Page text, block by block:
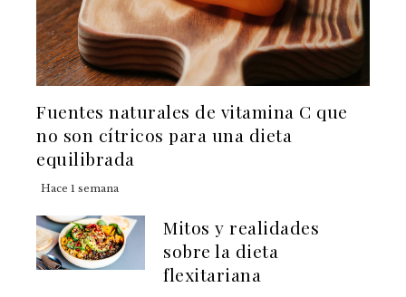
Fuentes naturales de vitamina C que
no son cítricos para una dieta
equilibrada
Hace 1 semana
Mitos y realidades
sobre la dieta
flexitariana